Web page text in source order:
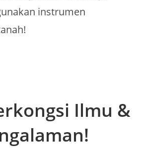
instrumen
Ilmu &